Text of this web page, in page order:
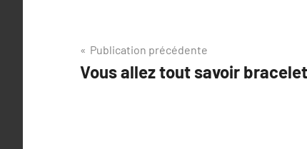
Navigation
de
Publication précédente
Vous allez tout savoir